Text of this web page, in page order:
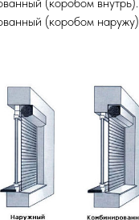
(коробом наружу).